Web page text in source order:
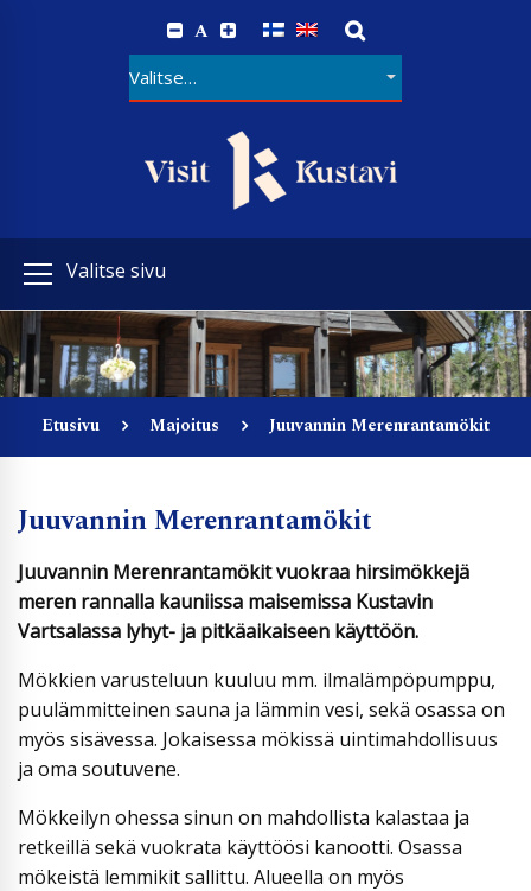
A
Valitse sivu
Etusivu Majoitus Juuvannin Merenrantamökit
Juuvannin Merenrantamökit
Juuvannin Merenrantamökit vuokraa hirsimökkejä
meren rannalla kauniissa maisemissa Kustavin
Vartsalassa lyhyt- ja pitkäaikaiseen käyttöön.
Mökkien varusteluun kuuluu mm. ilmalämpöpumppu,
puulämmitteinen sauna ja lämmin vesi, sekä osassa on
myös sisävessa. Jokaisessa mökissä uintimahdollisuus
ja oma soutuvene.
Mökkeilyn ohessa sinun on mahdollista kalastaa ja
retkeillä sekä vuokrata käyttöösi kanootti. Osassa
mökeistä lemmikit sallittu. Alueella on myös